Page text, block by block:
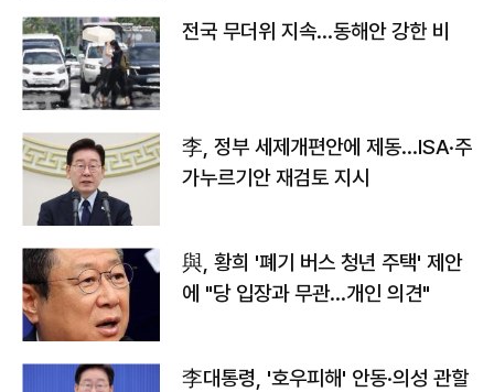
전국 무더위 지속…동해안 강한 비
李, 정부 세제개편안에 제동…ISA·주
가누르기안 재검토 지시
與, 황희 '폐기 버스 청년 주택' 제안
에 "당 입장과 무관…개인 의견"
李대통령, '호우피해' 안동·의성 관할